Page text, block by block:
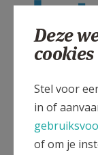
Deze
cookies
Stel voor
in of
of om je